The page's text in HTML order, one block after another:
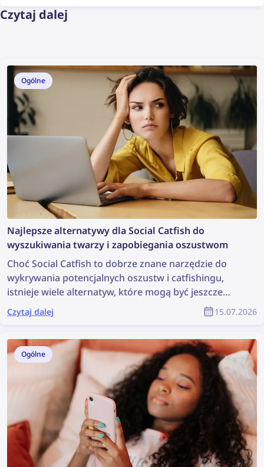
Czytaj dalej
Ogólne
Najlepsze alternatywy dla Social Catfish do
wyszukiwania twarzy i zapobiegania oszustwom
Choć Social Catfish to dobrze znane narzędzie do
wykrywania potencjalnych oszustw i catfishingu,
istnieje wiele alternatyw, które mogą być jeszcze
skuteczniejsze. Sprawdź najlepsze alternatywy dla
Social Catfish do wyszukiwania twarzy i zapobiegania
Czytaj dalej 15.07.2026
Ogólne